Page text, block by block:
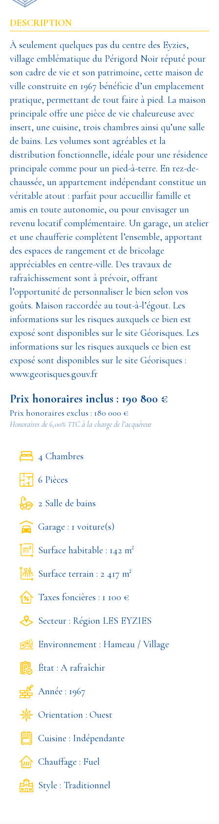
DESCRIPTION
À seulement quelques pas du centre des Eyzies,
village emblématique du Périgord Noir réputé pour
son cadre de vie et son patrimoine, cette maison de
ville construite en 1967 bénéficie d’un emplacement
pratique, permettant de tout faire à pied. La maison
principale offre une pièce de vie chaleureuse avec
insert, une cuisine, trois chambres ainsi qu’une salle
de bains. Les volumes sont agréables et la
distribution fonctionnelle, idéale pour une résidence
principale comme pour un pied-à-terre. En rez-de-
chaussée, un appartement indépendant constitue un
véritable atout : parfait pour accueillir famille et
amis en toute autonomie, ou pour envisager un
revenu locatif complémentaire. Un garage, un atelier
et une chaufferie complètent l’ensemble, apportant
des espaces de rangement et de bricolage
appréciables en centre-ville. Des travaux de
rafraîchissement sont à prévoir, offrant
l’opportunité de personnaliser le bien selon vos
goûts. Maison raccordée au tout-à-l’égout. Les
informations sur les risques auxquels ce bien est
exposé sont disponibles sur le site Géorisques. Les
informations sur les risques auxquels ce bien est
exposé sont disponibles sur le site Géorisques :
www.georisques.gouv.fr
Prix honoraires inclus : 190 800 €
Prix honoraires exclus : 180 000 €
Honoraires de 6,00% TTC à la charge de l’acquéreur
4 Chambres
6 Pièces
2 Salle de bains
Garage : 1 voiture(s)
Surface habitable : 142 m²
Surface terrain : 2 417 m²
Taxes foncières : 1 100 €
Secteur : Région LES EYZIES
Environnement : Hameau / Village
État : A rafraîchir
Année : 1967
Orientation : Ouest
Cuisine : Indépendante
Chauffage : Fuel
Style : Traditionnel